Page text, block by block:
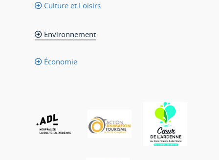
Culture et Loisirs
Environnement
Économie